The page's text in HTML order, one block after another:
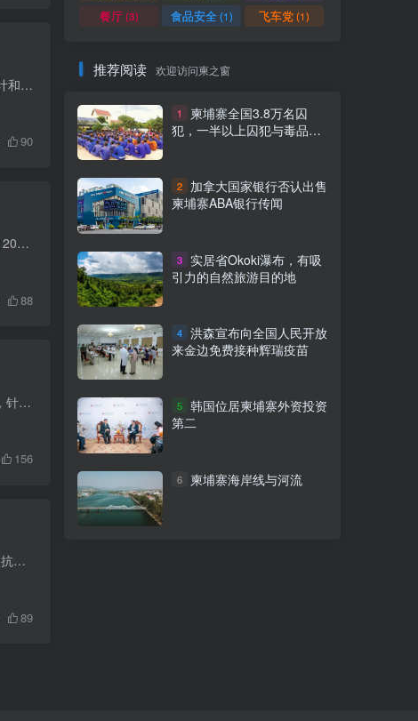
柬埔寨税制和注册 在税务执法和行政系统持续改革，以及国家税务总局积极开展税务审计和执法下，税务依法合规对在柬埔寨的投资者已变成是最至关重要。 一、柬埔寨税制 ...
90
《柬埔寨王国劳动法》于 1997 年 3 月 13 日首次颁布实施，此后进行了三次修订，分别于 2007 年 7 月 20 日、2018 年 6 月 26 日和 2021年 10 月 5 日颁布实施修订案。 柬埔寨王国劳工法下载
88
劳工部关于外籍劳工延期办理2022年劳工证的通告，2022年劳工证办理可延期至5月31日，针对2021年已经办理劳工证的外籍劳工，有效期至5月31日，没有惩罚。对于新入境的外籍劳工，要根据相关规定，...
156
根据金边市政府卫生部门2月17日公告，再发现13名前金界员工检测呈阳性。在对第三批次抗议示威者、金界公司182名前员工（共879人）进行新冠采样检测后，发现有13名呈阳性，金边市政府卫生部门指...
89
餐厅(3) 食品安全(1) 飞车党(1)
推荐阅读 欢迎访问柬之窗
1
柬埔寨全国3.8万名囚
犯，一半以上囚犯与毒品有
2
加拿大国家银行否认出售
柬埔寨ABA银行传闻
3
实居省Okoki瀑布，有吸
引力的自然旅游目的地
4 洪森宣布向全国人民开放
来金边免费接种辉瑞疫苗
5 韩国位居柬埔寨外资投资
第二
6 柬埔寨海岸线与河流